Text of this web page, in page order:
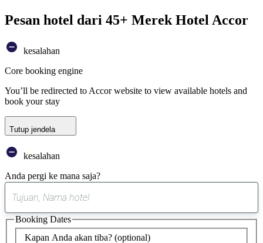
Pesan hotel dari 45+ Merek Hotel Accor
kesalahan
Core booking engine
You’ll be redirected to Accor website to view available hotels and
book your stay
Tutup jendela
kesalahan
Anda pergi ke mana saja?
saran
ditemukan
Kapan Anda akan tiba? (optional)
Booking Dates